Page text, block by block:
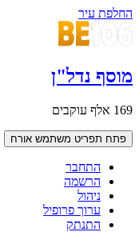
החלפת עיר
מוסף נדל"ן
169 אלף עוקבים
פתח תפריט משתמש אורח
התחבר
הרשמה
ניהול
ערוך פרופיל
התנתק